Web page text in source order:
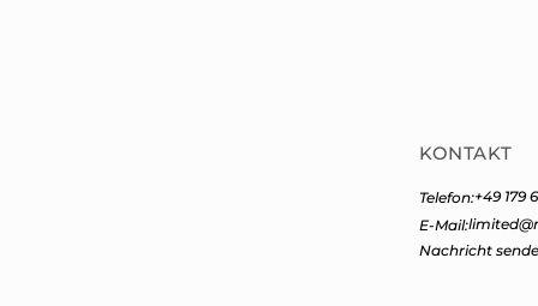
KONTAKT
Telefon:+49 179
E-Mail:
Nachricht